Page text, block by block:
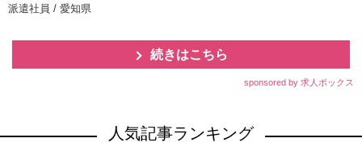
派遣社員 / 愛知県
続きはこちら
sponsored by 求人ボックス
人気記事ランキング